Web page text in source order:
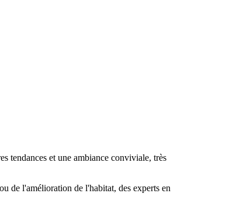
tendances et une ambiance conviviale, très
de l'amélioration de l'habitat, des experts en